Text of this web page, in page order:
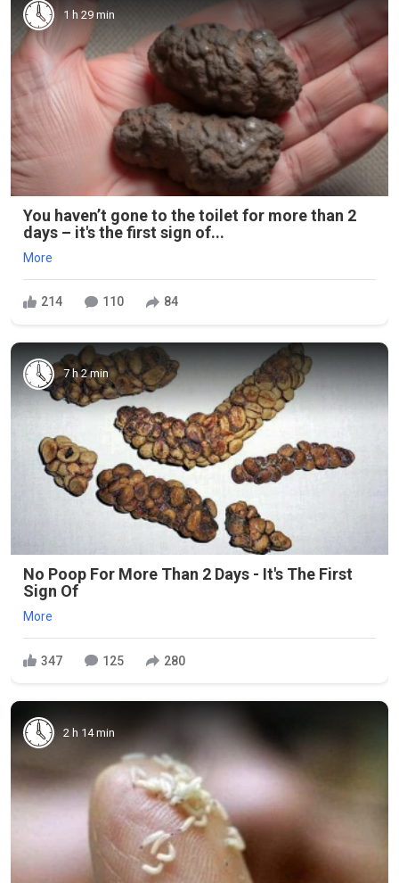
1 h 29 min
You haven’t gone to the toilet for more than 2
days – it's the first sign of...
More
214 110 84
7 h 2 min
No Poop For More Than 2 Days - It's The First
Sign Of
More
347 125 280
2 h 14 min